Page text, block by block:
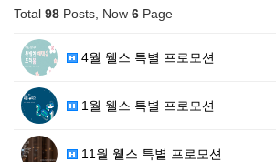
Total 98 Posts, Now 6 Page
4월 웰스 특별 프로모션
1월 웰스 특별 프로모션
11월 웰스 특별 프로모션